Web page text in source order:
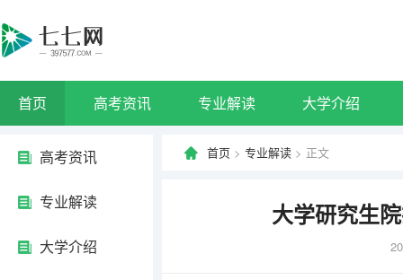
首页 高考资讯 专业解读 大学介绍
高考资讯
专业解读
大学介绍
首页 > 专业解读 > 正文
大学研究生